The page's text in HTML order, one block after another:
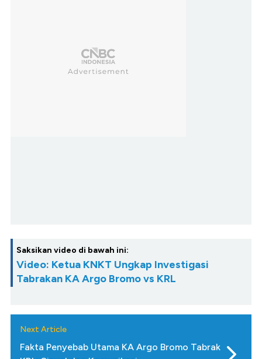
Saksikan video di bawah ini:
Video: Ketua KNKT Ungkap Investigasi
Tabrakan KA Argo Bromo vs KRL
Next Article
Fakta Penyebab Utama KA Argo Bromo Tabrak